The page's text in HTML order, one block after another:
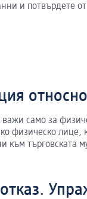
и потвърдете
важи само за
физическо лице,
към търговската